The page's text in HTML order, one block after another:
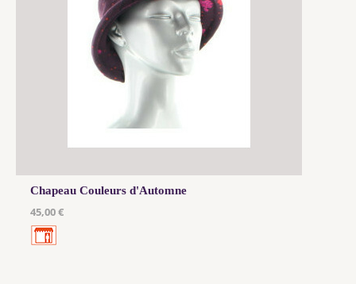
Chapeau Couleurs d'Automne
45,00 €